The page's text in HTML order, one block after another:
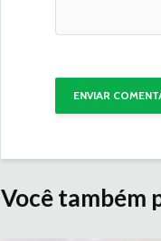
Você também